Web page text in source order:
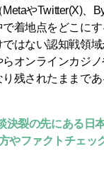
やTwitter(X)、
着地点をどこに
はない認知戦領
オンラインカジ
残されたままで
決裂の先にある日
やファクトチェッ